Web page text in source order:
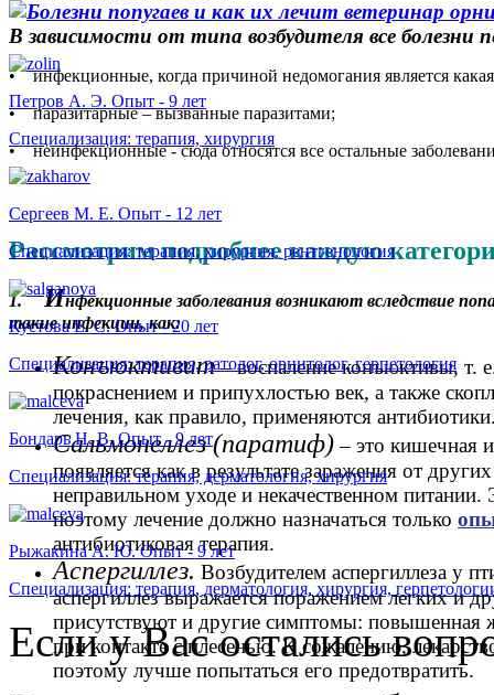
В зависимости от типа возбудителя все болезни
• инфекционные, когда причиной недомогания является
• паразитарные – вызванные паразитами;
• неинфекционные - сюда относятся все остальные
Рассмотрим подробнее каждую
1. Инфекционные заболевания возникают вследствие
такие инфекции, как:
Конъюктивит– воспаление конъюктивы, т.
покраснением и припухлостью век, а также
лечения, как правило, применяются
Сальмонеллез (паратиф)– это кишечная
появляется как в результате заражения от
неправильном уходе и некачественном
поэтому лечение должно назначаться только
антибиотиковая терапия.
Аспергиллез. Возбудителем аспергиллеза у
аспергиллез выражается поражением легких и
присутствуют и другие симптомы: повышенная
при контакте с плесенью. К сожалению,
поэтому лучше попытаться его предотвратить.
Петров А. Э. Опыт - 9 лет
Специализация: терапия, хирургия
Сергеев М. Е. Опыт - 12 лет
Специализация: терапия, хирургия, рентгенология
Кустова Е. С. Опыт - 20 лет
Специализация: терапия, ратолог, орнитолог, герпетология
Бондарь Н. В. Опыт - 9 лет
Специализация: терапия, дерматология, хирургия
Рыжакина А. Ю. Опыт - 9 лет
Специализация: терапия, дерматология, хирургия,
Если у Вас остались